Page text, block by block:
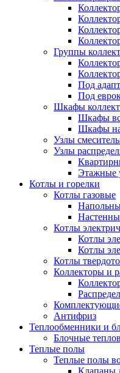
Группы
Под
Под
Шкафы
Шкафы
Шкафы
Узлы
Узлы
Этажные
Котлы и горелки
Котлы газовые
Котлы
Котлы
Котлы
Котлы
Коллекторы и
Антифриз
Теплообменники и
Блочные
Теплые полы
Теплые полы
Клапаны